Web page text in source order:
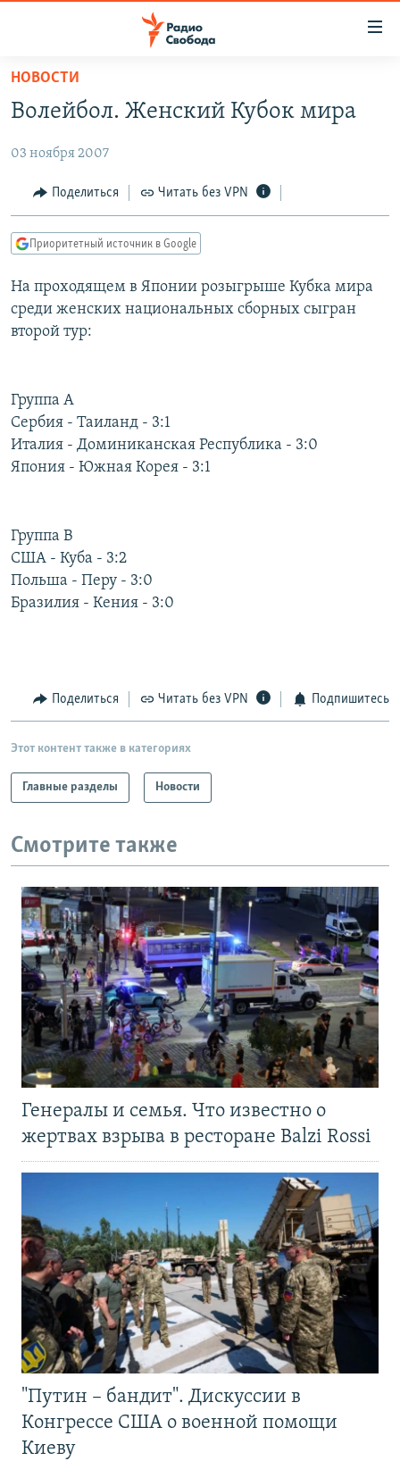
упрощенного
доступа
содержанию
Вернутся
навигации
Вернутся
ПРОГРАММЫ
АВТОРСКИЕ ПРОЕКТЫ
ЦИТАТЫ СВОБОДЫ
КУЛЬТУРА
IDEL.РЕАЛИИ
КАВКАЗ.РЕАЛИИ
РАСПИСАНИЕ ВЕЩАНИЯ
ПОДПИШИТЕСЬ НА РАССЫЛКУ
НОВОСТИ
Волейбол. Женский Кубок мира
03 ноября 2007
Поделиться Читать без VPN
Приоритетный источник в Google
На проходящем в Японии розыгрыше Кубка мира
среди женских национальных сборных сыгран
второй тур:
Группа А
Сербия - Таиланд - 3:1
Италия - Доминиканская Республика - 3:0
Япония - Южная Корея - 3:1
Группа В
США - Куба - 3:2
Польша - Перу - 3:0
Бразилия - Кения - 3:0
Поделиться Читать без VPN Подпишитесь
Этот контент также в категориях
Главные разделы Новости
Смотрите также
Генералы и семья. Что известно о
жертвах взрыва в ресторане Balzi Rossi
"Путин – бандит". Дискуссии в
Конгрессе США о военной помощи
Киеву